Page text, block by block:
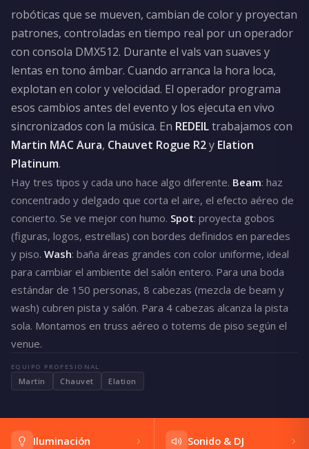
robóticas que se mueven, cambian de color y proyectan
patrones, controladas en tiempo real por un operador
con consola DMX512. Durante el vals van suaves y
lentas en tono ámbar. Cuando arranca la hora loca,
explotan en color y velocidad. El operador programa
esos cambios antes del evento y los ejecuta en vivo
sincronizados con la música. En REDEILtrabajamos con
Martin MAC Aura, Chauvet Rogue R2y Elation
Platinum.
Hay tres tipos y cada uno hace algo diferente. Beam: haz
concentrado y delgado que corta el aire, el efecto aéreo de
concierto. Se ve mejor con humo. Spot: proyecta gobos
(figuras, logos, estrellas) con bordes definidos en paredes
y piso. Wash: baña áreas grandes con color uniforme, ideal
para cambiar el ambiente del salón entero. Para una boda
estándar de 150 personas, 8 cabezas (mezcla de beam y
wash) cubren pista y salón. Para 4 cabezas alcanza la pista
sola. Montamos en truss aéreo o totems de piso según el
venue.
EQUIPO PROFESIONAL
Martin Chauvet Elation
Iluminación Sonido & DJ